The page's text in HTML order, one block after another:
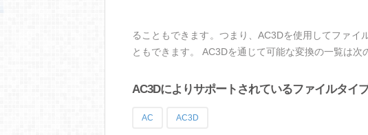
ることもできます。つまり、AC3Dを使用してファイ
ともできます。 AC3Dを通じて可能な変換の一覧は次
AC3Dによりサポートされているファイルタイ
AC AC3D